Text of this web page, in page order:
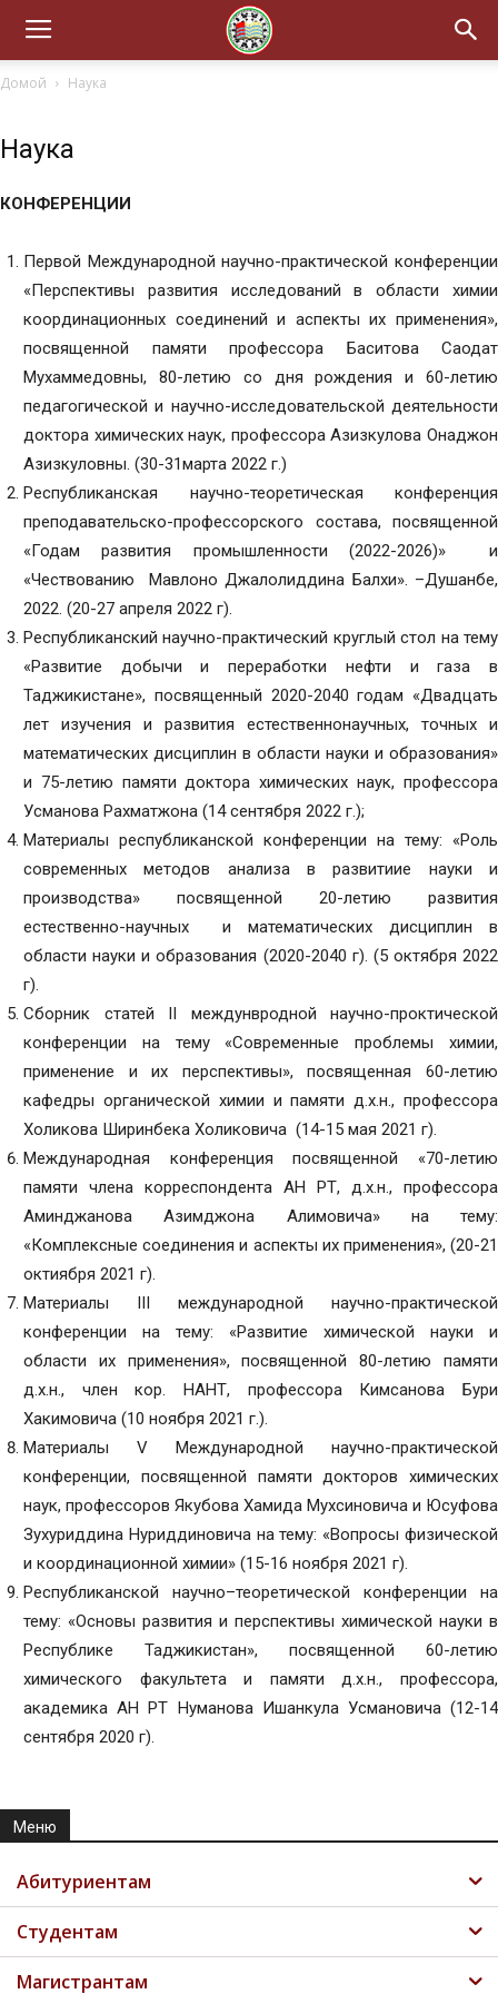
Домой Наука
Наука
КОНФЕРЕНЦИИ
Первой Международной научно-практической конференции
«Перспективы развития исследований в области химии
координационных соединений и аспекты их применения»,
посвященной памяти профессора Баситова Саодат
Мухаммедовны, 80-летию со дня рождения и 60-летию
педагогической и научно-исследовательской деятельности
доктора химических наук, профессора Азизкулова Онаджон
Азизкуловны. (30-31марта 2022 г.)
Республиканская научно-теоретическая конференция
преподавательско-профессорского состава, посвященной
«Годам развития промышленности (2022-2026)» и
«Чествованию Мавлоно Джалолиддина Балхи». –Душанбе,
2022. (20-27 апреля 2022 г).
Республиканский научно-практический круглый стол на тему
«Развитие добычи и переработки нефти и газа в
Таджикистане», посвященный 2020-2040 годам «Двадцать
лет изучения и развития естественнонаучных, точных и
математических дисциплин в области науки и образования»
и 75-летию памяти доктора химических наук, профессора
Усманова Рахматжона (14 сентября 2022 г.);
Материалы республиканской конференции на тему: «Роль
современных методов анализа в развитиие науки и
производства» посвященной 20-летию развития
естественно-научных и математических дисциплин в
области науки и образования (2020-2040 г). (5 октября 2022
г).
Сборник статей II междунвродной научно-проктической
конференции на тему «Современные проблемы химии,
применение и их перспективы», посвященная 60-летию
кафедры органической химии и памяти д.х.н., профессора
Холикова Ширинбека Холиковича (14-15 мая 2021 г).
Международная конференция посвященной «70-летию
памяти члена корреспондента АН РТ, д.х.н., профессора
Аминджанова Азимджона Алимовича» на тему:
«Комплексные соединения и аспекты их применения», (20-21
октиября 2021 г).
Материалы III международной научно-практической
конференции на тему: «Развитие химической науки и
области их применения», посвященной 80-летию памяти
д.х.н., член кор. НАНТ, профессора Кимсанова Бури
Хакимовича (10 ноября 2021 г.).
Материалы V Международной научно-практической
конференции, посвященной памяти докторов химических
наук, профессоров Якубова Хамида Мухсиновича и Юсуфова
Зухуриддина Нуриддиновича на тему: «Вопросы физической
и координационной химии» (15-16 ноября 2021 г).
Республиканской научно–теоретической конференции на
тему: «Основы развития и перспективы химической науки в
Республике Таджикистан», посвященной 60-летию
химического факультета и памяти д.х.н., профессора,
академика АН РТ Нуманова Ишанкула Усмановича (12-14
сентября 2020 г).
Меню
Абитуриентам
Студентам
Магистрантам